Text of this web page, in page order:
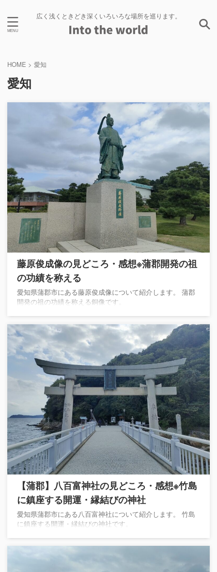
広く浅くときどき深くいろいろな場所を巡ります。
HOME > 愛知
愛知
藤原俊成像の見どころ・感想※蒲郡開発の祖
の功績を称える
愛知県蒲郡市にある藤原俊成像について紹介します。 蒲郡
開発の祖の功績を称える銅像です。
【蒲郡】八百富神社の見どころ・感想※竹島
に鎮座する開運・縁結びの神社
愛知県蒲郡市にある八百富神社について紹介します。 竹島
に鎮座する開運・縁結びの神社です。